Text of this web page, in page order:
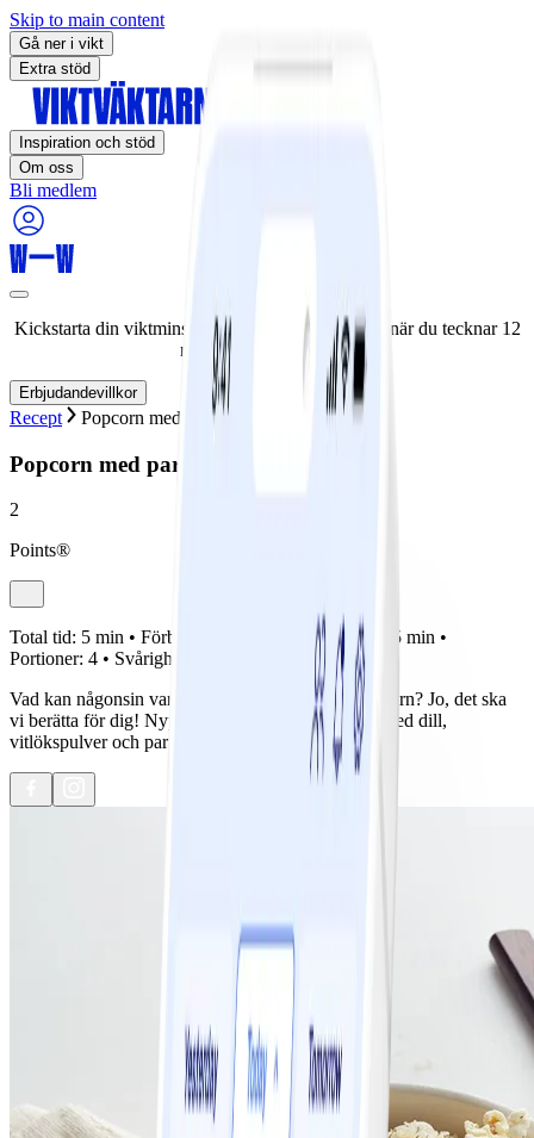
Skip to main content
Gå ner i vikt
Extra stöd
Inspiration och stöd
Om oss
Bli medlem
Kickstarta din viktminskningsresa nu! Spara 50% när du tecknar 12
månaders medlemskap.
Erbjudandevillkor
Recept Popcorn med parmesan och dill
Popcorn med parmesan och dill
2
Points®
Total tid: 5 min • Förberedelse: Tillagning:
5 min •
Portioner: 4 • Svårighetsgrad:
Vad kan någonsin vara godare än nypoppade popcorn? Jo, det ska
vi berätta för dig! Nypoppade popcorn smaksatta med dill,
vitlökspulver och parmesan!